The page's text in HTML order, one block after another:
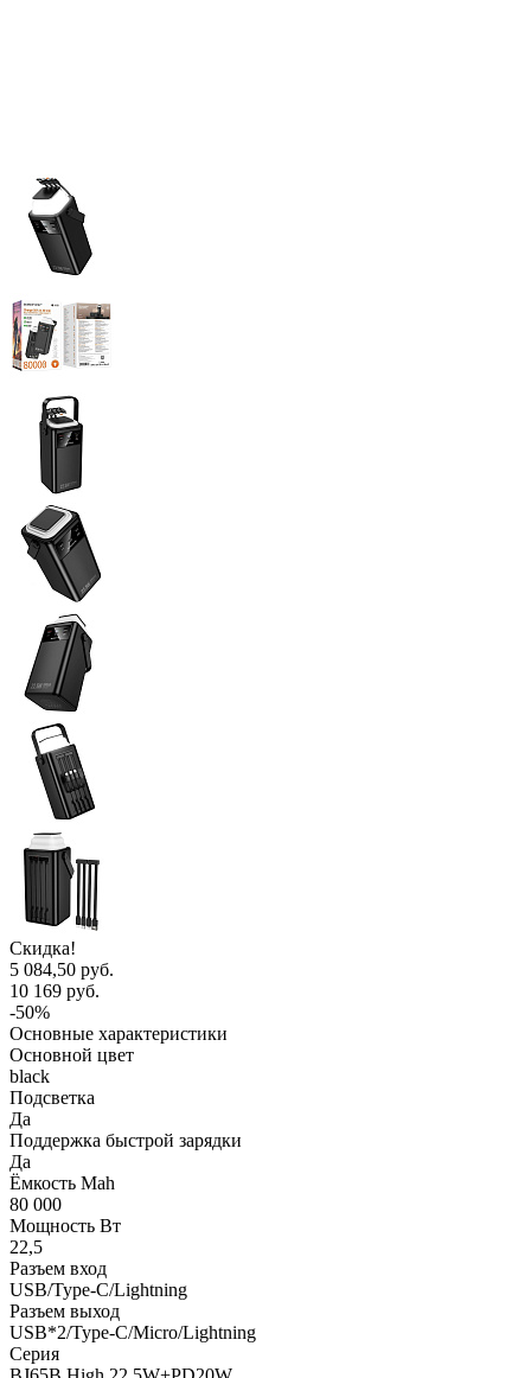
Скидка!
5 084,50 руб.
10 169 руб.
-50%
Основные характеристики
Основной цвет
black
Подсветка
Да
Поддержка быстрой зарядки
Да
Ёмкость Mah
80 000
Мощность Вт
22,5
Разъем вход
USB/Type-C/Lightning
Разъем выход
USB*2/Type-C/Micro/Lightning
Серия